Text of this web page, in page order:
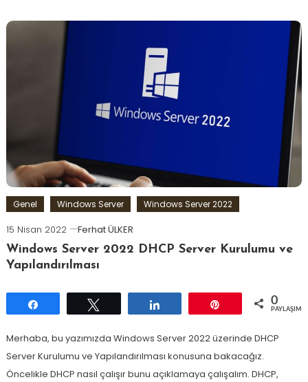
Genel Windows Server Windows Server 2022
15 Nisan 2022
Ferhat ÜLKER
Windows Server 2022 DHCP Server Kurulumu ve
Yapılandırılması
0
Merhaba, bu yazımızda Windows Server 2022 üzerinde DHCP
Server Kurulumu ve Yapılandırılması konusuna bakacağız.
Öncelikle DHCP nasıl çalışır bunu açıklamaya çalışalım. DHCP,